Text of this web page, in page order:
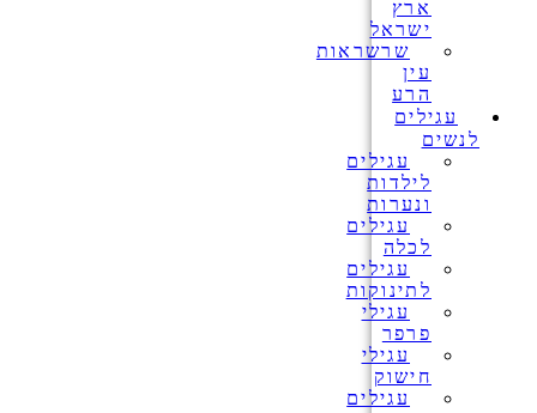
ארץ
ישראל
שרשראות
עין
הרע
עגילים
לנשים
עגילים
לילדות
ונערות
עגילים
לכלה
עגילים
לתינוקות
עגילי
פרפר
עגילי
חישוק
עגילים